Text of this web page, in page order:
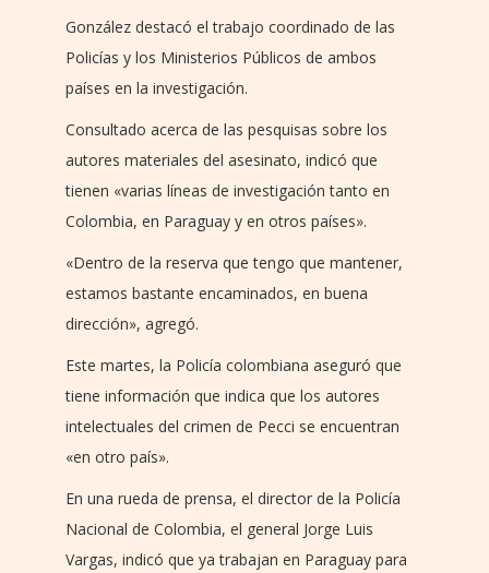
González destacó el trabajo coordinado de las
Policías y los Ministerios Públicos de ambos
países en la investigación.
Consultado acerca de las pesquisas sobre los
autores materiales del asesinato, indicó que
tienen «varias líneas de investigación tanto en
Colombia, en Paraguay y en otros países».
«Dentro de la reserva que tengo que mantener,
estamos bastante encaminados, en buena
dirección», agregó.
Este martes, la Policía colombiana aseguró que
tiene información que indica que los autores
intelectuales del crimen de Pecci se encuentran
«en otro país».
En una rueda de prensa, el director de la Policía
Nacional de Colombia, el general Jorge Luis
Vargas, indicó que ya trabajan en Paraguay para